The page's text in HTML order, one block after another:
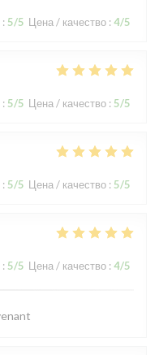
: 5/5 Цена / качество : 4/5
: 5/5 Цена / качество : 5/5
: 5/5 Цена / качество : 5/5
: 5/5 Цена / качество : 4/5